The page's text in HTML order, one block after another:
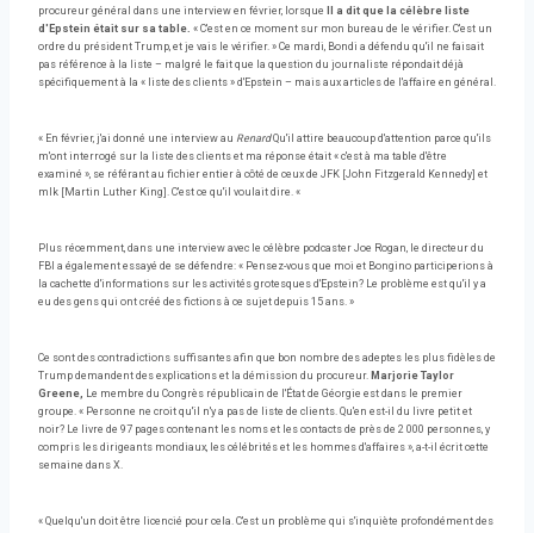
procureur général dans une interview en février, lorsque
Il a dit que la célèbre liste
d'Epstein était sur sa table. « C'est en ce moment sur mon bureau de le vérifier. C'est un
ordre du président Trump, et je vais le vérifier. » Ce mardi, Bondi a défendu qu'il ne faisait
pas référence à la liste – malgré le fait que la question du journaliste répondait déjà
spécifiquement à la « liste des clients » d'Epstein – mais aux articles de l'affaire en général.
« En février, j'ai donné une interview au RenardQu'il attire beaucoup d'attention parce qu'ils
m'ont interrogé sur la liste des clients et ma réponse était « c'est à ma table d'être
examiné », se référant au fichier entier à côté de ceux de JFK [John Fitzgerald Kennedy] et
mlk [Martin Luther King]. C'est ce qu'il voulait dire. «
Plus récemment, dans une interview avec le célèbre podcaster Joe Rogan, le directeur du
FBI a également essayé de se défendre: « Pensez-vous que moi et Bongino participerions à
la cachette d'informations sur les activités grotesques d'Epstein? Le problème est qu'il y a
eu des gens qui ont créé des fictions à ce sujet depuis 15 ans. »
Ce sont des contradictions suffisantes afin que bon nombre des adeptes les plus fidèles de
Trump demandent des explications et la démission du procureur. Marjorie Taylor
Greene,
Le membre du Congrès républicain de l'État de Géorgie est dans le premier
groupe. « Personne ne croit qu'il n'y a pas de liste de clients. Qu'en est-il du livre petit et
noir? Le livre de 97 pages contenant les noms et les contacts de près de 2 000 personnes, y
compris les dirigeants mondiaux, les célébrités et les hommes d'affaires », a-t-il écrit cette
semaine dans X.
« Quelqu'un doit être licencié pour cela. C'est un problème qui s'inquiète profondément des